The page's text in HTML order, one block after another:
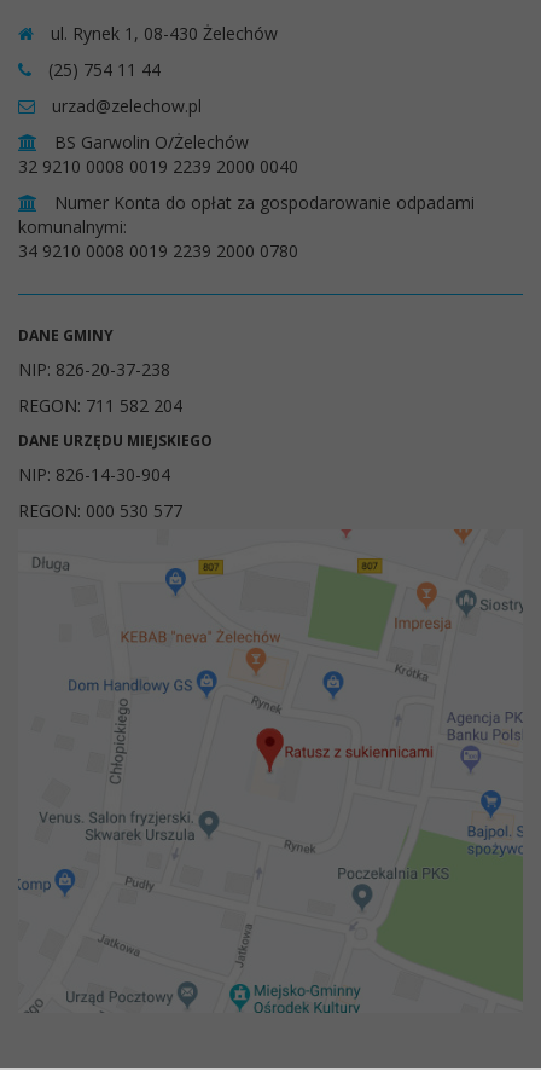
ul. Rynek 1, 08-430 Żelechów
(25) 754 11 44
urzad@zelechow.pl
BS Garwolin O/Żelechów
32 9210 0008 0019 2239 2000 0040
Numer Konta do opłat za gospodarowanie odpadami
komunalnymi:
34 9210 0008 0019 2239 2000 0780
DANE GMINY
NIP: 826-20-37-238
REGON: 711 582 204
DANE URZĘDU MIEJSKIEGO
NIP: 826-14-30-904
REGON: 000 530 577